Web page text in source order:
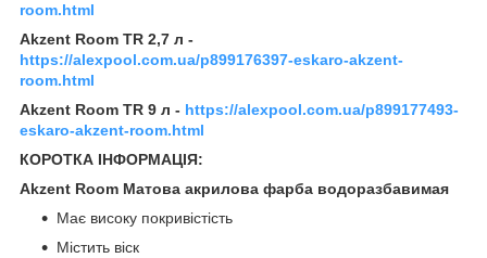
room.html
Akzent Room TR 2,7 л -
https://alexpool.com.ua/p899176397-eskaro-akzent-
room.html
Akzent Room TR 9 л - https://alexpool.com.ua/p899177493-
eskaro-akzent-room.html
КОРОТКА ІНФОРМАЦІЯ:
Akzent Room Матова акрилова фарба водоразбавимая
Має високу покривістість
Містить віск